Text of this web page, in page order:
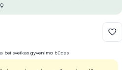
bei sveikas gyvenimo būdas